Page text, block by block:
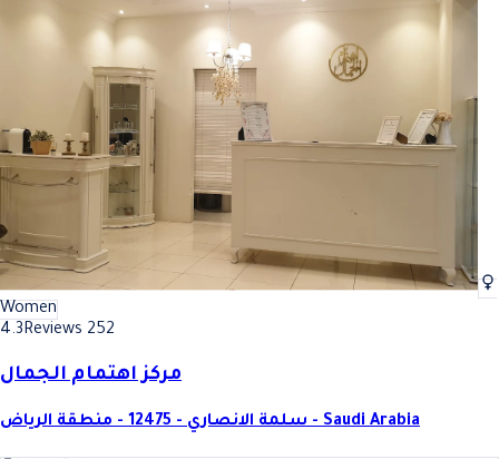
Women
4.3Reviews 252
مركز اهتمام الجمال
سلمة الانصاري - 12475 - منطقة الرياض - Saudi Arabia